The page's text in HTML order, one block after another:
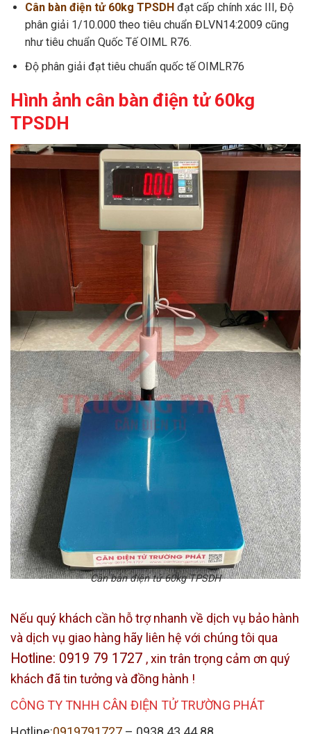
Cân bàn điện tử 60kg TPSDHđạt cấp chính xác III, Độ
phân giải 1/10.000 theo tiêu chuẩn ĐLVN14:2009 cũng
như tiêu chuẩn Quốc Tế OIML R76.
Độ phân giải đạt tiêu chuẩn quốc tế OIMLR76
Hình ảnh cân bàn điện tử 60kg
TPSDH
Cân bàn điện tử 60kg TPSDH
Nếu quý khách cần hỗ trợ nhanh về dịch vụ bảo hành
và dịch vụ giao hàng hãy liên hệ với chúng tôi qua
Hotline: 0919 79 1727 , xin trân trọng cảm ơn quý
khách đã tin tưởng và đồng hành !
CÔNG TY TNHH CÂN ĐIỆN TỬ TRƯỜNG PHÁT